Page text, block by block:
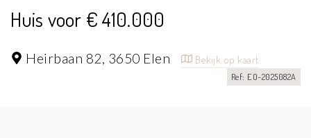
Huis voor € 410.000
Heirbaan 82, 3650 Elen Bekijk op kaart
Ref: EO-2025082A